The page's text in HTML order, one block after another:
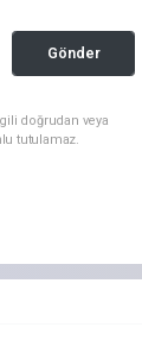
Gönder
doğrudan veya
tutulamaz.